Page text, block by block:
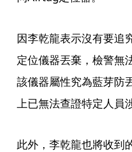
因李乾龍表示沒有要追
定位儀器丟棄，檢警無
該儀器屬性究為藍芽防
上已無法查證特定人員
此外，李乾龍也將收到